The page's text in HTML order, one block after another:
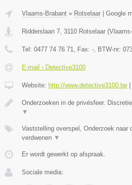
Vlaams-Brabant » Rotselaar Google
Ridderslaan 7 3110 Rotselaar (
Tel: 0477 74 76 71 , Fax: - , BTW-nr:
E-mail › Detective3100
Website: http://www.detective3100.be
Onderzoeken in de privésfeer.
▼
Vaststelling overspel, Onderzoek naar
verdwenen ▼
Er wordt gewerkt op afspraak.
Sociale media: